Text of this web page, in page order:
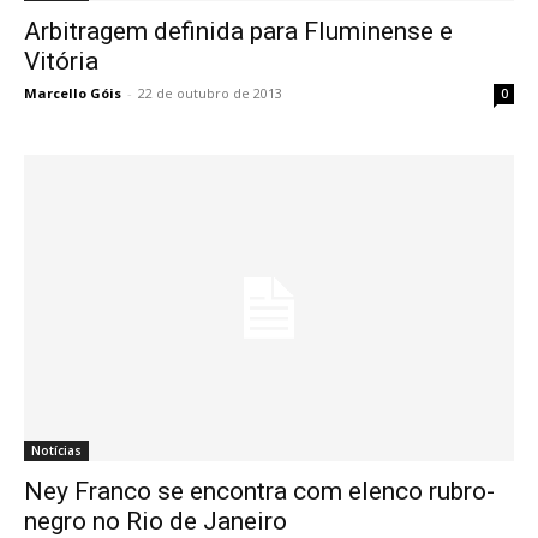
Arbitragem definida para Fluminense e
Vitória
Marcello Góis - 22 de outubro de 2013 0
Notícias
Ney Franco se encontra com elenco rubro-
negro no Rio de Janeiro